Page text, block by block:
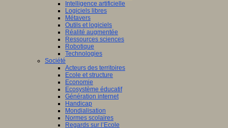
Intelligence artificielle
Logiciels libres
Métavers
Outils et logiciels
Réalité augmentée
Ressources sciences
Robotique
Technologies
Société
Acteurs des territoires
Ecole et structure
Economie
Ecosystème éducatif
Génération internet
Handicap
Mondialisation
Normes scolaires
Regards sur l’Ecole